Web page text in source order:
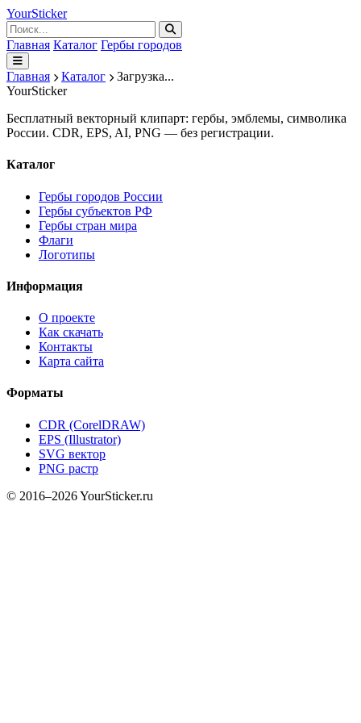
YourSticker
Главная Каталог Гербы городов
Главная Каталог
Загрузка...
YourSticker
Бесплатный векторный клипарт: гербы, эмблемы, символика
России. CDR, EPS, AI, PNG — без регистрации.
Каталог
Гербы городов России
Гербы субъектов РФ
Гербы стран мира
Флаги
Логотипы
Информация
О проекте
Как скачать
Контакты
Карта сайта
Форматы
CDR (CorelDRAW)
EPS (Illustrator)
SVG вектор
PNG растр
© 2016–2026 YourSticker.ru